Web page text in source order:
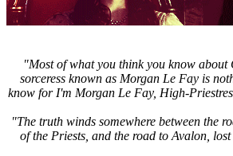
"Most of what you think you know about
sorceress known as Morgan Le Fay is
know for I'm Morgan Le Fay, High-
"The truth winds somewhere between the
of the Priests, and the road to Avalon,